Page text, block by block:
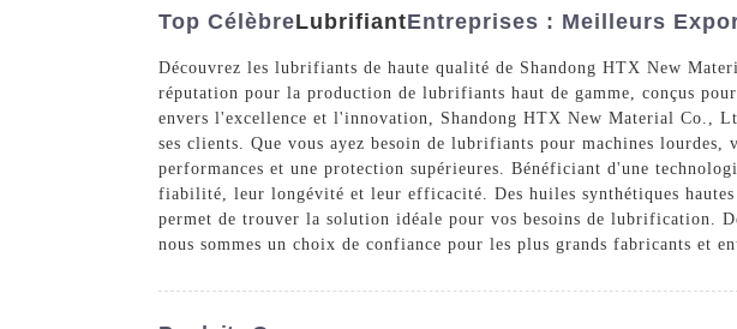
Top CélèbreLubrifiantEntreprises : Meilleurs
Découvrez les lubrifiants de haute qualité de Shandong HTX New
réputation pour la production de lubrifiants haut de gamme, conçus
envers l'excellence et l'innovation, Shandong HTX New Material Co.,
ses clients. Que vous ayez besoin de lubrifiants pour machines
performances et une protection supérieures. Bénéficiant d'une
fiabilité, leur longévité et leur efficacité. Des huiles synthétiques
permet de trouver la solution idéale pour vos besoins de lubrification.
nous sommes un choix de confiance pour les plus grands fabricants et